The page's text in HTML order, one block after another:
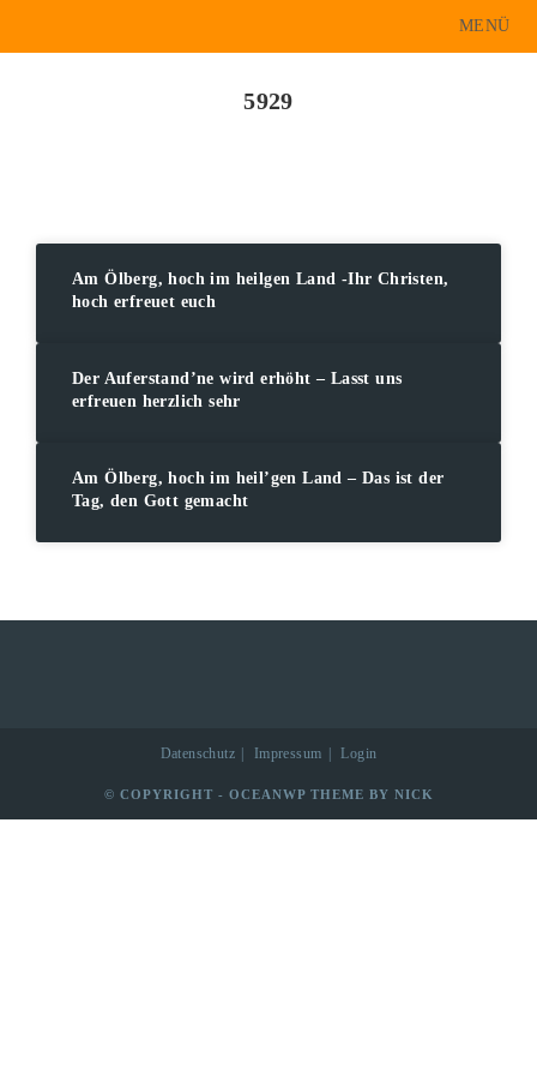
MENÜ
5929
Am Ölberg, hoch im heilgen Land -Ihr Christen,
hoch erfreuet euch
Der Auferstand’ne wird erhöht – Lasst uns
erfreuen herzlich sehr
Am Ölberg, hoch im heil’gen Land – Das ist der
Tag, den Gott gemacht
Datenschutz Impressum Login
© COPYRIGHT - OCEANWP THEME BY NICK